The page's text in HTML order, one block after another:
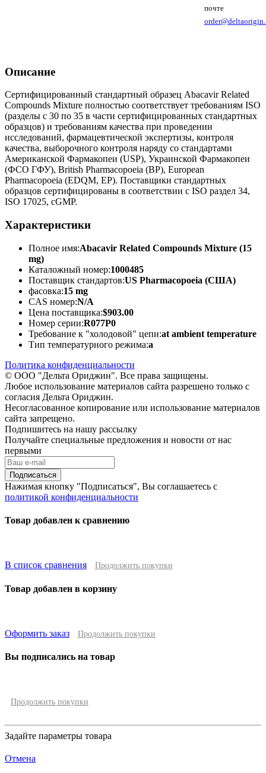
почте
Описание
Сертифицированный стандартный образец Abacavir Related
Compounds Mixture полностью соответствует требованиям ISO
(разделы с 30 по 35 в части сертифицированных стандартных
образцов) и требованиям качества при проведении
исследований, фармацевтической экспертизы, контроля
качества, выборочного контроля наряду со стандартами
Американской Фармакопеи (USP), Украинской Фармакопеи
(ФСО ГФУ), British Pharmacopoeia (BP), European
Pharmacopoeia (EDQM, EP). Поставщики стандартных
образцов сертифицированы в соответствии с ISO раздел 34,
ISO 17025, cGMP.
Характеристики
Полное имя:Abacavir Related Compounds Mixture (15
mg)
Каталожный номер:1000485
Поставщик стандартов:US Pharmacopoeia (США)
фасовка:15 mg
CAS номер:N/A
Цена поставщика:$903.00
Номер серии:R077P0
Требование к "холодовой" цепи:at ambient temperature
Тип температурного режима:a
Политика конфиденциальности
© ООО "Дельта Ориджин". Все права защищены.
Любое использование материалов сайта разрешено только с
согласия Дельта Ориджин.
Несогласованное копирование или использование материалов
сайта запрещено.
Подпишитесь на нашу рассылку
Получайте специальные предложения и новости от нас
первыми
Подписаться
Нажимая кнопку "Подписаться", Вы соглашаетесь с
политикой конфиденциальности
Товар добавлен к сравнению
В список сравнения Продолжить покупки
Товар добавлен в корзину
Оформить заказ Продолжить покупки
Вы подписались на товар
Продолжить покупки
Задайте параметры товара
Отмена